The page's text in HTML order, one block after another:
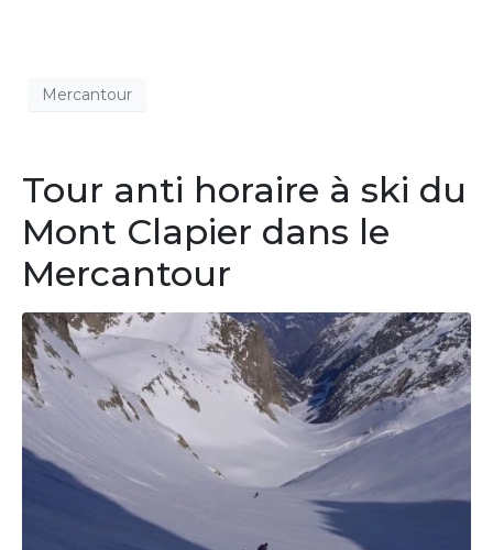
Mercantour
Tour anti horaire à ski du
Mont Clapier dans le
Mercantour